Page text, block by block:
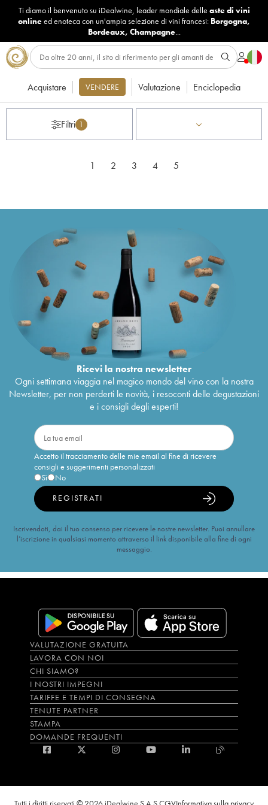
Ti diamo il benvenuto su iDealwine, leader mondiale delle aste di vini
onlineed enoteca con un'ampia selezione di vini francesi: Borgogna,
Bordeaux, Champagne...
Acquistare VENDERE Valutazione Enciclopedia
Filtri 1
1 2 3 4 5
Ricevi la nostra newsletter
Ogni settimana viaggia nel magico mondo del vino con la nostra
Newsletter, per non perderti le novità, i resoconti delle degustazioni
e i consigli degli esperti!
Accetto il tracciamento delle mie email al fine di ricevere
consigli e suggerimenti personalizzati
Sì
No
REGISTRATI
Iscrivendoti, dai il tuo consenso per ricevere le nostre newsletter. Puoi annullare
l’iscrizione in qualsiasi momento attraverso il link disponibile alla fine di ogni
messaggio.
VALUTAZIONE GRATUITA
LAVORA CON NOI
CHI SIAMO?
I NOSTRI IMPEGNI
TARIFFE E TEMPI DI CONSEGNA
TENUTE PARTNER
STAMPA
DOMANDE FREQUENTI